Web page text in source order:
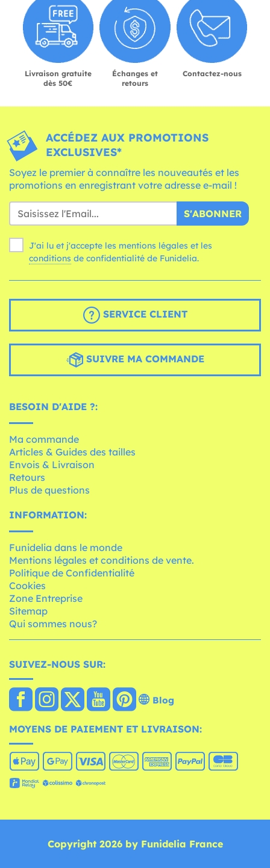
Livraison gratuite
dès 50€
Échanges et
retours
Contactez-nous
ACCÉDEZ AUX PROMOTIONS
EXCLUSIVES*
Soyez le premier à connaître les nouveautés et les
promotions en enregistrant votre adresse e-mail !
S'ABONNER
J'ai lu et j'accepte les mentions légales et les
conditions de confidentialité de Funidelia.
SERVICE CLIENT
SUIVRE MA COMMANDE
BESOIN D'AIDE ?:
Ma commande
Articles & Guides des tailles
Envois & Livraison
Retours
Plus de questions
INFORMATION:
Funidelia dans le monde
Mentions légales et conditions de vente.
Politique de Confidentialité
Cookies
Zone Entreprise
Sitemap
Qui sommes nous?
SUIVEZ-NOUS SUR:
Blog
MOYENS DE PAIEMENT ET LIVRAISON:
Copyright 2026 by Funidelia France